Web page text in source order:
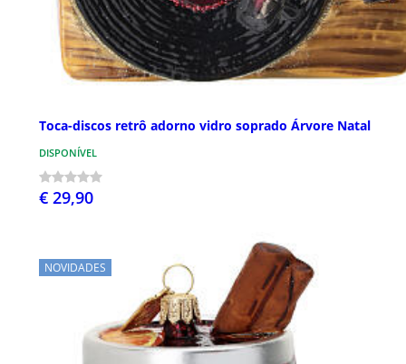
Toca-discos retrô adorno vidro soprado Árvore Natal
DISPONÍVEL
€ 29,90
NOVIDADES